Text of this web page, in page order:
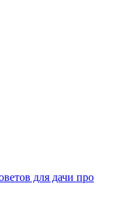
для дачи про